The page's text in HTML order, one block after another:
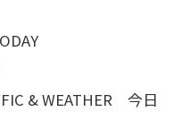
& WEATHER 今日